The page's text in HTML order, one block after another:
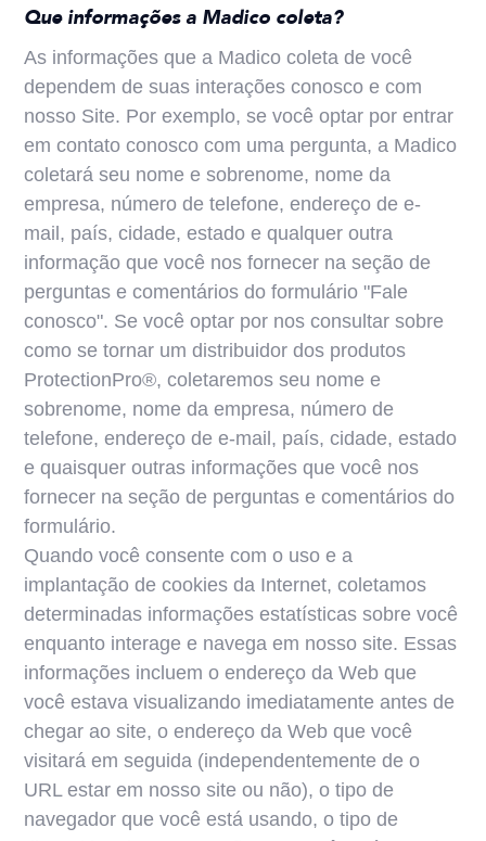
Que informações a Madico coleta?
As informações que a Madico coleta de você
dependem de suas interações conosco e com
nosso Site. Por exemplo, se você optar por entrar
em contato conosco com uma pergunta, a Madico
coletará seu nome e sobrenome, nome da
empresa, número de telefone, endereço de e-
mail, país, cidade, estado e qualquer outra
informação que você nos fornecer na seção de
perguntas e comentários do formulário "Fale
conosco". Se você optar por nos consultar sobre
como se tornar um distribuidor dos produtos
ProtectionPro®, coletaremos seu nome e
sobrenome, nome da empresa, número de
telefone, endereço de e-mail, país, cidade, estado
e quaisquer outras informações que você nos
fornecer na seção de perguntas e comentários do
formulário.
Quando você consente com o uso e a
implantação de cookies da Internet, coletamos
determinadas informações estatísticas sobre você
enquanto interage e navega em nosso site. Essas
informações incluem o endereço da Web que
você estava visualizando imediatamente antes de
chegar ao site, o endereço da Web que você
visitará em seguida (independentemente de o
URL estar em nosso site ou não), o tipo de
navegador que você está usando, o tipo de